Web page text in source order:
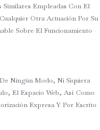
Empleadas Con El
Otra Actuación Por Su
Sobre El Funcionamiento
Ningún Modo, Ni Siquiera
El Espacio Web, Así Como
Expresa Y Por Escrito